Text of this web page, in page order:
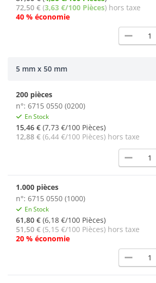
72,50 € (3,63 €/100 Pièces) hors taxe
40 % économie
remove
5 mm x 50 mm
200 pièces
n°: 6715 0550 (0200)
En Stock
15,46 € (7,73 €/100 Pièces)
12,88 € (6,44 €/100 Pièces) hors taxe
remove
1.000 pièces
n°: 6715 0550 (1000)
En Stock
61,80 € (6,18 €/100 Pièces)
51,50 € (5,15 €/100 Pièces) hors taxe
20 % économie
remove